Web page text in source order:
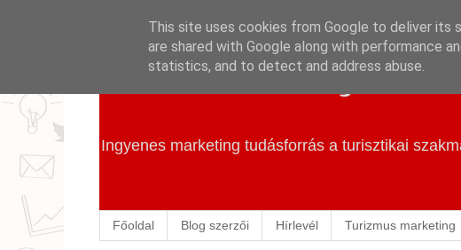
Szállás Marketing
Ingyenes marketing tudásforrás a turisztikai
Főoldal Blog szerzői Hírlevél Turizmus marketing
This site uses cookies from Google to deliver its
are shared with Google along with performance
statistics, and to detect and address abuse.